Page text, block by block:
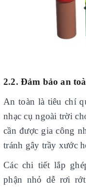
2.2. Đảm bảo an
An toàn là tiêu chí
nhạc cụ ngoài trời
cần được gia công
tránh gây trầy xước
Các chi tiết lắp
phận nhỏ dễ rơi